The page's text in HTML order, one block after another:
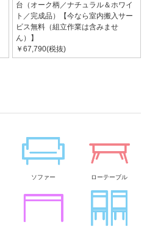
台（オーク柄／ナチュラル＆ホワイ
ト／完成品）【今なら室内搬入サー
ビス無料（組立作業は含みませ
ん）】
￥67,790(税抜)
ソファー ローテーブル